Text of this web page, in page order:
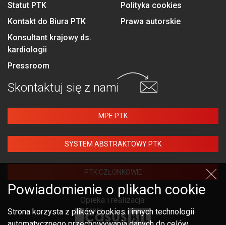
Statut PTK
Kontakt do Biura PTK
Konsultant krajowy ds.
kardiologii
Pressroom
Polityka cookies
Prawa autorskie
Skontaktuj się z nami
MPE PTK
SYSTEM ABSTRAKTOWY PTK
PTK CZŁONKOWIE
Opieka i realizacja:
Powiadomienie o plikach cookie
Strona korzysta z plików cookies i innych technologii